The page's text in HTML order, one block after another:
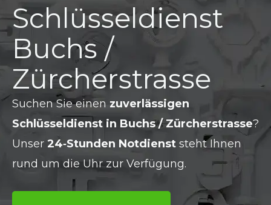
Schlüsseldienst
Buchs /
Zürcherstrasse
Suchen Sie einen zuverlässigen
Schlüsseldienst in Buchs / Zürcherstrasse?
Unser 24‑Stunden Notdienst steht Ihnen
rund um die Uhr zur Verfügung.